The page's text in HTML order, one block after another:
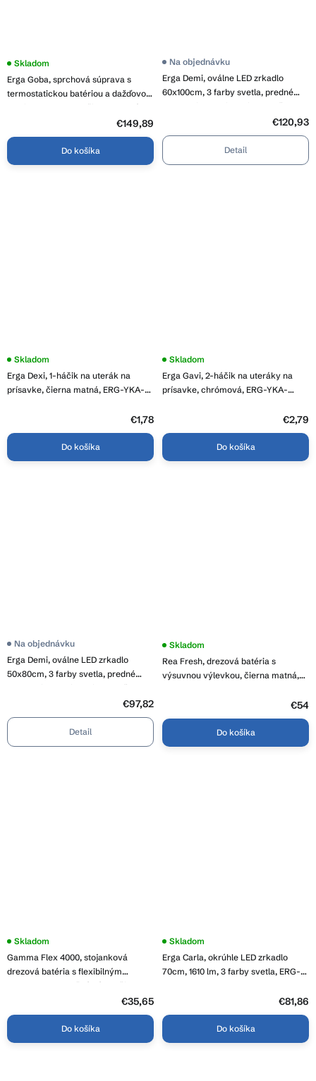
Erga Goba, sprchová súprava s
termostatickou batériou a dažďovou
hlavicou 30x30 cm, čierna matná,
ERG-YKA-BP.GOBA-THERM-30-
BLK
Skladom
€149,89
Do košíka
Erga Demi, oválne LED zrkadlo
60x100cm, 3 farby svetla, predné
osvetlenie, vyhrievacia podložka
proti zapareniu, ERG-V01-Demi-
6010-CL
Na objednávku
€120,93
Detail
Erga Dexi, 1-háčik na uterák na
prísavke, čierna matná, ERG-YKA-
Skladom
€1,78
Do košíka
Erga Gavi, 2-háčik na uteráky na
prísavke, chrómová, ERG-YKA-
Skladom
€2,79
Do košíka
Erga Demi, oválne LED zrkadlo
50x80cm, 3 farby svetla, predné
osvetlenie, vyhrievacia podložka
proti zapareniu, ERG-V01-Demi-
5080-CL
Priemerné
produktu
je
Na objednávku
€97,82
Detail
Rea Fresh, drezová batéria s
výsuvnou výlevkou, čierna matná,
Priemerné
produktu
je
3,8
Skladom
€54
Do košíka
Gamma Flex 4000, stojanková
drezová batéria s flexibilným
ramenom, 2-funkčný výtok, čierna
Skladom
€35,65
Do košíka
Erga Carla, okrúhle LED zrkadlo
70cm, 1610 lm, 3 farby svetla, ERG-
Priemerné
produktu
je
Skladom
€81,86
Do košíka